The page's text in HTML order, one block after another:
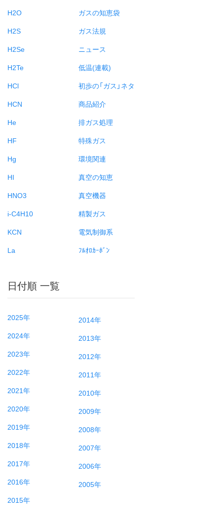
H2O
H2S
H2Se
H2Te
HCl
HCN
He
HF
Hg
HI
HNO3
i-C4H10
KCN
La
ガスの知恵袋
ガス法規
ニュース
低温(連載)
初歩の「ガス」ネタ
商品紹介
排ガス処理
特殊ガス
環境関連
真空の知恵
真空機器
精製ガス
電気制御系
ﾌﾙｵﾛｶｰﾎﾞﾝ
日付順 一覧
2025年
2024年
2023年
2022年
2021年
2020年
2019年
2018年
2017年
2016年
2015年
2014年
2013年
2012年
2011年
2010年
2009年
2008年
2007年
2006年
2005年